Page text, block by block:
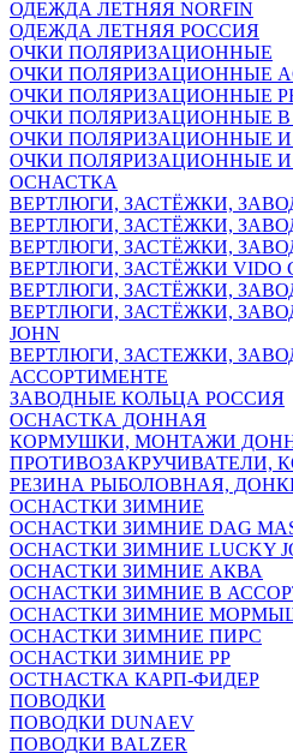
ОДЕЖДА ЛЕТНЯЯ NORFIN
ОДЕЖДА ЛЕТНЯЯ РОССИЯ
ОЧКИ ПОЛЯРИЗАЦИОННЫЕ
ОЧКИ ПОЛЯРИЗАЦИОННЫЕ
ОЧКИ ПОЛЯРИЗАЦИОННЫЕ
ОЧКИ ПОЛЯРИЗАЦИОННЫЕ
ОЧКИ ПОЛЯРИЗАЦИОННЫЕ И
ОЧКИ ПОЛЯРИЗАЦИОННЫЕ И
ОСНАСТКА
ВЕРТЛЮГИ, ЗАСТЁЖКИ,
ВЕРТЛЮГИ, ЗАСТЁЖКИ,
ВЕРТЛЮГИ, ЗАСТЁЖКИ,
ВЕРТЛЮГИ, ЗАСТЁЖКИ VIDO
ВЕРТЛЮГИ, ЗАСТЁЖКИ,
ВЕРТЛЮГИ, ЗАСТЁЖКИ,
JOHN
ВЕРТЛЮГИ, ЗАСТЕЖКИ,
АССОРТИМЕНТЕ
ЗАВОДНЫЕ КОЛЬЦА РОССИЯ
ОСНАСТКА ДОННАЯ
КОРМУШКИ, МОНТАЖИ
ПРОТИВОЗАКРУЧИВАТЕЛИ,
РЕЗИНА РЫБОЛОВНАЯ,
ОСНАСТКИ ЗИМНИЕ
ОСНАСТКИ ЗИМНИЕ DAG
ОСНАСТКИ ЗИМНИЕ LUCKY
ОСНАСТКИ ЗИМНИЕ АКВА
ОСНАСТКИ ЗИМНИЕ В
ОСНАСТКИ ЗИМНИЕ
ОСНАСТКИ ЗИМНИЕ ПИРС
ОСНАСТКИ ЗИМНИЕ РР
ОСТНАСТКА КАРП-ФИДЕР
ПОВОДКИ
ПОВОДКИ DUNAEV
ПОВОДКИ BALZER